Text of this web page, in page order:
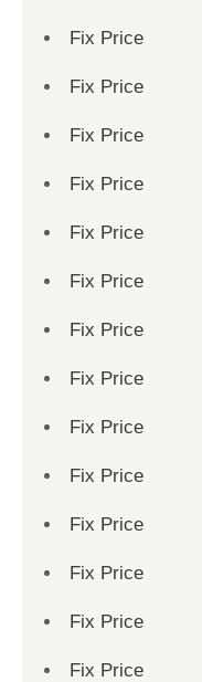
Fix Price
Fix Price
Fix Price
Fix Price
Fix Price
Fix Price
Fix Price
Fix Price
Fix Price
Fix Price
Fix Price
Fix Price
Fix Price
Fix Price